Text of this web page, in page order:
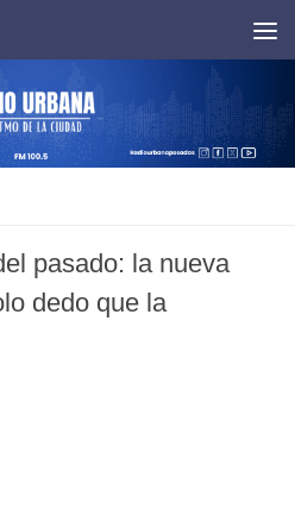
pasado: la nueva
dedo que la